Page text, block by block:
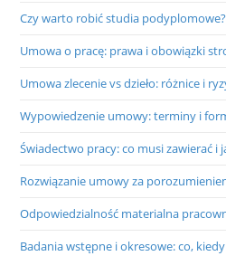
Czy warto robić studia
Umowa o pracę: prawa i obowiązki
Umowa zlecenie vs dzieło: różnice i
Wypowiedzenie umowy: terminy i
Świadectwo pracy: co musi zawierać i
Rozwiązanie umowy za
Odpowiedzialność materialna
Badania wstępne i okresowe: co,